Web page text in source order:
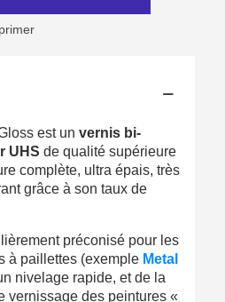
fidélité à chaque commande
pour chaque parrainage
: 5€ de réduction
24 h en France Métropolitaine
métropolitaine pour 250€ d'achats
frais dès 30€ d'achats
est un vernis bi-
UHS de qualité supérieure
complète, ultra épais, très
grâce à son taux de
préconisé pour les
à paillettes (exemple Metal
nivelage rapide, et de la
vernissage des peintures «